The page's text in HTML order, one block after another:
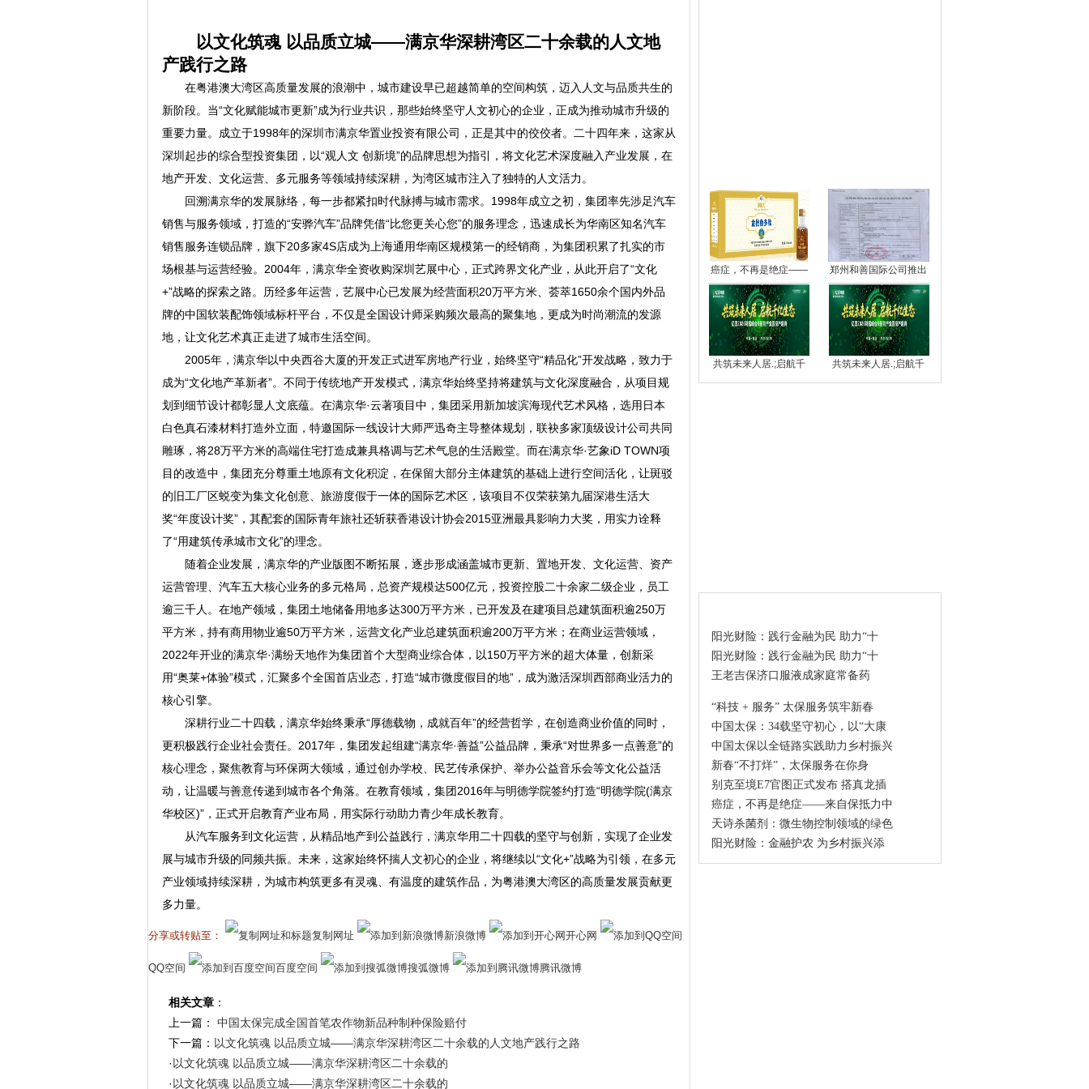
以文化筑魂 以品质立城——满京华深耕湾区二十余载的人文地
产践行之路
在粤港澳大湾区高质量发展的浪潮中，城市建设早已超越简单的空间构筑，迈入人文与品质共生的
新阶段。当“文化赋能城市更新”成为行业共识，那些始终坚守人文初心的企业，正成为推动城市升级的
重要力量。成立于1998年的深圳市满京华置业投资有限公司，正是其中的佼佼者。二十四年来，这家从
深圳起步的综合型投资集团，以“观人文 创新境”的品牌思想为指引，将文化艺术深度融入产业发展，在
地产开发、文化运营、多元服务等领域持续深耕，为湾区城市注入了独特的人文活力。
回溯满京华的发展脉络，每一步都紧扣时代脉搏与城市需求。1998年成立之初，集团率先涉足汽车
销售与服务领域，打造的“安骅汽车”品牌凭借“比您更关心您”的服务理念，迅速成长为华南区知名汽车
销售服务连锁品牌，旗下20多家4S店成为上海通用华南区规模第一的经销商，为集团积累了扎实的市
场根基与运营经验。2004年，满京华全资收购深圳艺展中心，正式跨界文化产业，从此开启了“文化
+”战略的探索之路。历经多年运营，艺展中心已发展为经营面积20万平方米、荟萃1650余个国内外品
牌的中国软装配饰领域标杆平台，不仅是全国设计师采购频次最高的聚集地，更成为时尚潮流的发源
地，让文化艺术真正走进了城市生活空间。
2005年，满京华以中央西谷大厦的开发正式进军房地产行业，始终坚守“精品化”开发战略，致力于
成为“文化地产革新者”。不同于传统地产开发模式，满京华始终坚持将建筑与文化深度融合，从项目规
划到细节设计都彰显人文底蕴。在满京华·云著项目中，集团采用新加坡滨海现代艺术风格，选用日本
白色真石漆材料打造外立面，特邀国际一线设计大师严迅奇主导整体规划，联袂多家顶级设计公司共同
雕琢，将28万平方米的高端住宅打造成兼具格调与艺术气息的生活殿堂。而在满京华·艺象iD TOWN项
目的改造中，集团充分尊重土地原有文化积淀，在保留大部分主体建筑的基础上进行空间活化，让斑驳
的旧工厂区蜕变为集文化创意、旅游度假于一体的国际艺术区，该项目不仅荣获第九届深港生活大
奖“年度设计奖”，其配套的国际青年旅社还斩获香港设计协会2015亚洲最具影响力大奖，用实力诠释
了“用建筑传承城市文化”的理念。
随着企业发展，满京华的产业版图不断拓展，逐步形成涵盖城市更新、置地开发、文化运营、资产
运营管理、汽车五大核心业务的多元格局，总资产规模达500亿元，投资控股二十余家二级企业，员工
逾三千人。在地产领域，集团土地储备用地多达300万平方米，已开发及在建项目总建筑面积逾250万
平方米，持有商用物业逾50万平方米，运营文化产业总建筑面积逾200万平方米；在商业运营领域，
2022年开业的满京华·满纷天地作为集团首个大型商业综合体，以150万平方米的超大体量，创新采
用“奥莱+体验”模式，汇聚多个全国首店业态，打造“城市微度假目的地”，成为激活深圳西部商业活力的
核心引擎。
深耕行业二十四载，满京华始终秉承“厚德载物，成就百年”的经营哲学，在创造商业价值的同时，
更积极践行企业社会责任。2017年，集团发起组建“满京华·善益”公益品牌，秉承“对世界多一点善意”的
核心理念，聚焦教育与环保两大领域，通过创办学校、民艺传承保护、举办公益音乐会等文化公益活
动，让温暖与善意传递到城市各个角落。在教育领域，集团2016年与明德学院签约打造“明德学院(满京
华校区)”，正式开启教育产业布局，用实际行动助力青少年成长教育。
从汽车服务到文化运营，从精品地产到公益践行，满京华用二十四载的坚守与创新，实现了企业发
展与城市升级的同频共振。未来，这家始终怀揣人文初心的企业，将继续以“文化+”战略为引领，在多元
产业领域持续深耕，为城市构筑更多有灵魂、有温度的建筑作品，为粤港澳大湾区的高质量发展贡献更
多力量。
分享或转贴至： 复制网址 新浪微博 开心网
QQ空间 百度空间 搜弧微博 腾讯微博
相关文章 ：
上一篇：
中国太保完成全国首笔农作物新品种制种保险赔付
下一篇： 以文化筑魂 以品质立城——满京华深耕湾区二十余载的人文地产践行之路
· 以文化筑魂 以品质立城——满京华深耕湾区二十余载的
· 以文化筑魂 以品质立城——满京华深耕湾区二十余载的
癌症，不再是绝症—— 郑州和善国际公司推出
共筑未来人居.;启航千 共筑未来人居.;启航千
阳光财险：践行金融为民 助力“十
阳光财险：践行金融为民 助力“十
王老吉保济口服液成家庭常备药
“科技 + 服务” 太保服务筑牢新春
中国太保：34载坚守初心，以“大康
中国太保以全链路实践助力乡村振兴
新春“不打烊”，太保服务在你身
别克至境E7官图正式发布 搭真龙插
癌症，不再是绝症——来自保抵力中
天诗杀菌剂：微生物控制领域的绿色
阳光财险：金融护农 为乡村振兴添